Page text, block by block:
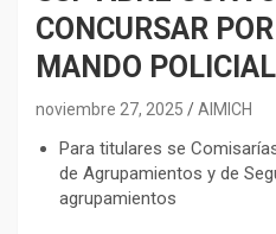
CONCURSAR
MANDO
noviembre 27, 2025 AIMICH
Para titulares se
de Agrupamientos y de
agrupamientos